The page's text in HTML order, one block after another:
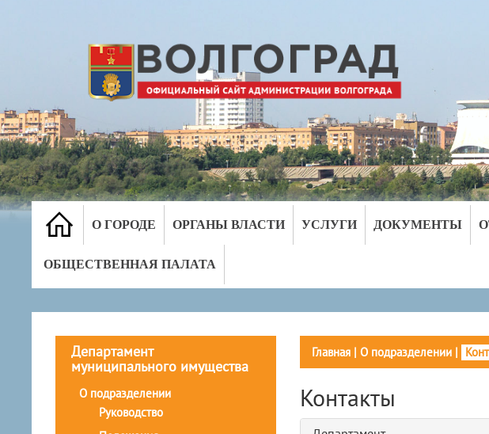
О ГОРОДЕ ОРГАНЫ ВЛАСТИ УСЛУГИ ДОКУМЕНТЫ
ОБЩЕСТВЕННАЯ ПАЛАТА
Департамент
муниципального имущества
О подразделении
Руководство
Главная| О подразделении|
Контакты